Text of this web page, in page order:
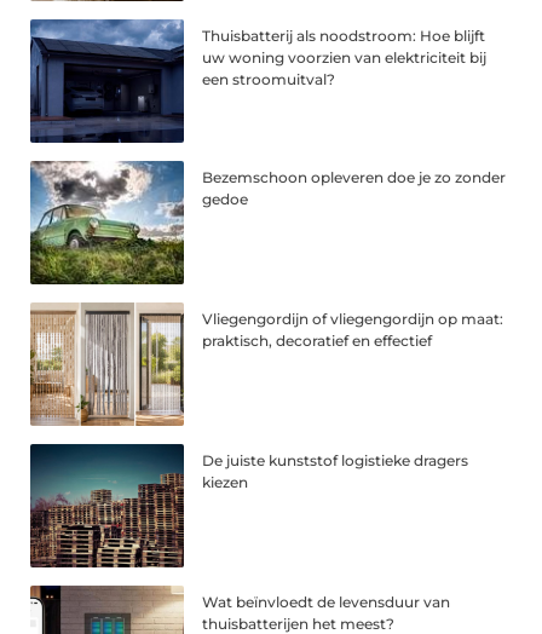
Thuisbatterij als noodstroom: Hoe blijft
uw woning voorzien van elektriciteit bij
een stroomuitval?
Bezemschoon opleveren doe je zo zonder
gedoe
Vliegengordijn of vliegengordijn op maat:
praktisch, decoratief en effectief
De juiste kunststof logistieke dragers
kiezen
Wat beïnvloedt de levensduur van
thuisbatterijen het meest?